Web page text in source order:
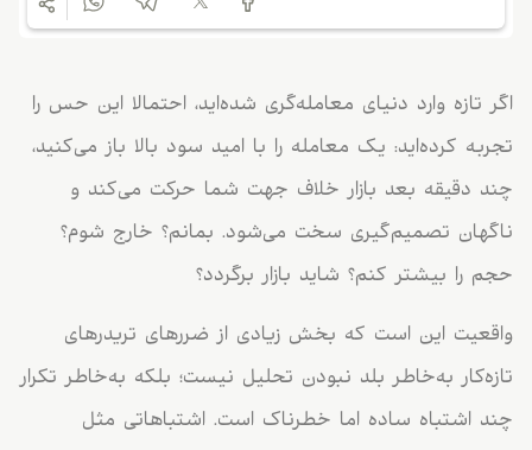
اگر تازه وارد دنیای معامله‌گری شده‌اید، احتمالا این حس را
تجربه کرده‌اید: یک معامله را با امید سود بالا باز می‌کنید،
چند دقیقه بعد بازار خلاف جهت شما حرکت می‌کند و
ناگهان تصمیم‌گیری سخت می‌شود. بمانم؟ خارج شوم؟
حجم را بیشتر کنم؟ شاید بازار برگردد؟
واقعیت این است که بخش زیادی از ضررهای تریدرهای
تازه‌کار به‌خاطر بلد نبودن تحلیل نیست؛ بلکه به‌خاطر تکرار
چند اشتباه ساده اما خطرناک است. اشتباهاتی مثل